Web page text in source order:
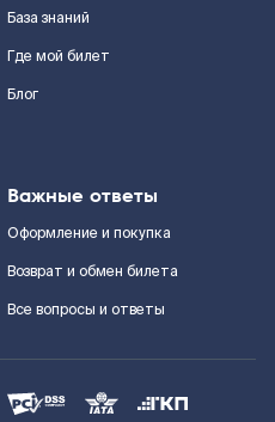
База знаний
Где мой билет
Блог
Важные ответы
Оформление и покупка
Возврат и обмен билета
Все вопросы и ответы